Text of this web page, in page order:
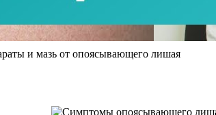
и мазь от опоясывающего лишая